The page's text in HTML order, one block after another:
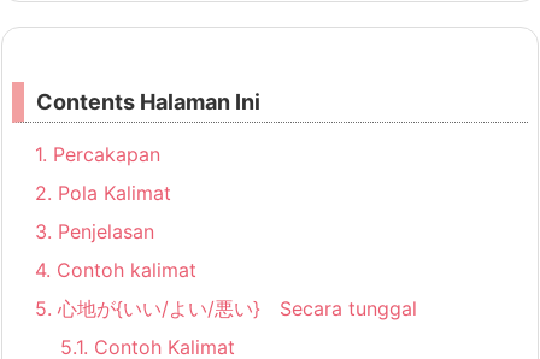
Contents Halaman Ini
1. Percakapan
2. Pola Kalimat
3. Penjelasan
4. Contoh kalimat
5. 心地が{いい/よい/悪い} Secara tunggal
5.1. Contoh Kalimat